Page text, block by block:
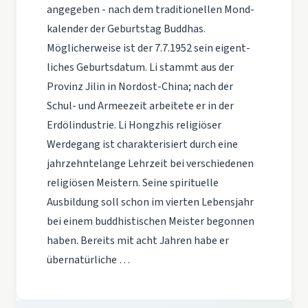
angegeben - nach dem traditionellen Mond­
kalender der Geburtstag Buddhas.
Möglicherweise ist der 7.7.1952 sein eigent­
liches Geburtsdatum. Li stammt aus der
Provinz Jilin in Nordost-China; nach der
Schul- und Armeezeit arbeitete er in der
Erdölindustrie. Li Hongzhis religiöser
Werdegang ist charakterisiert durch eine
jahrzehntelange Lehrzeit bei verschiedenen
religiösen Meistern. Seine spirituelle
Ausbildung soll schon im vierten Lebensjahr
bei einem buddhistischen Meister begonnen
haben. Bereits mit acht Jahren habe er
übernatürliche …